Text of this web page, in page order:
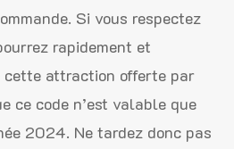
Si vous respectez
rapidement et
attraction offerte par
ce code n’est valable que
2024. Ne tardez donc pas